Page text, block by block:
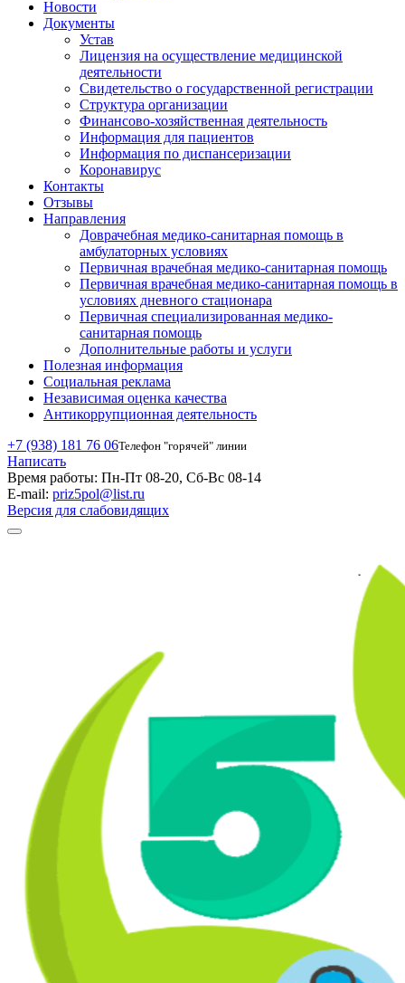
Новости
Документы
Устав
Лицензия на осуществление медицинской
деятельности
Свидетельство о государственной регистрации
Структура организации
Финансово-хозяйственная деятельность
Информация для пациентов
Информация по диспансеризации
Коронавирус
Контакты
Отзывы
Направления
Доврачебная медико-санитарная помощь в
амбулаторных условиях
Первичная врачебная медико-санитарная помощь
Первичная врачебная медико-санитарная помощь в
условиях дневного стационара
Первичная специализированная медико-
санитарная помощь
Дополнительные работы и услуги
Полезная информация
Социальная реклама
Независимая оценка качества
Антикоррупционная деятельность
+7 (938) 181 76 06Телефон "горячей" линии
Написать
Время работы: Пн-Пт 08-20, Сб-Вс 08-14
E-mail: priz5pol@list.ru
Версия для слабовидящих